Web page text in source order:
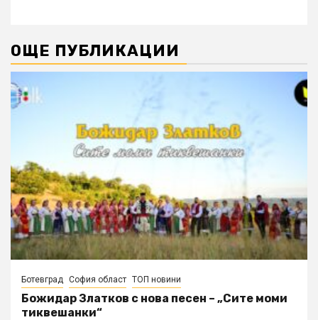
ОЩЕ ПУБЛИКАЦИИ
Ботевград София област ТОП новини
Божидар Златков с нова песен – „Сите моми
тиквешанки“